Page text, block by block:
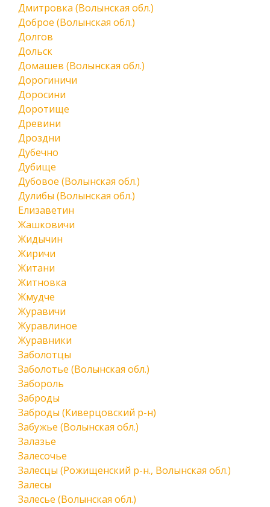
Дмитровка (Волынская обл.)
Доброе (Волынская обл.)
Долгов
Дольск
Домашев (Волынская обл.)
Дорогиничи
Доросини
Доротище
Древини
Дроздни
Дубечно
Дубище
Дубовое (Волынская обл.)
Дулибы (Волынская обл.)
Елизаветин
Жашковичи
Жидычин
Жиричи
Житани
Житновка
Жмудче
Журавичи
Журавлиное
Журавники
Заболотцы
Заболотье (Волынская обл.)
Забороль
Заброды
Заброды (Киверцовский р-н)
Забужье (Волынская обл.)
Залазье
Залесочье
Залесцы (Рожищенский р-н., Волынская обл.)
Залесы
Залесье (Волынская обл.)